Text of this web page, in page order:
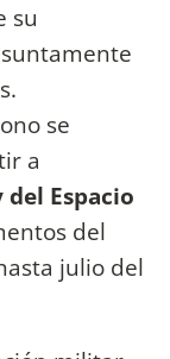
su
se
a
Espacio
del
julio del